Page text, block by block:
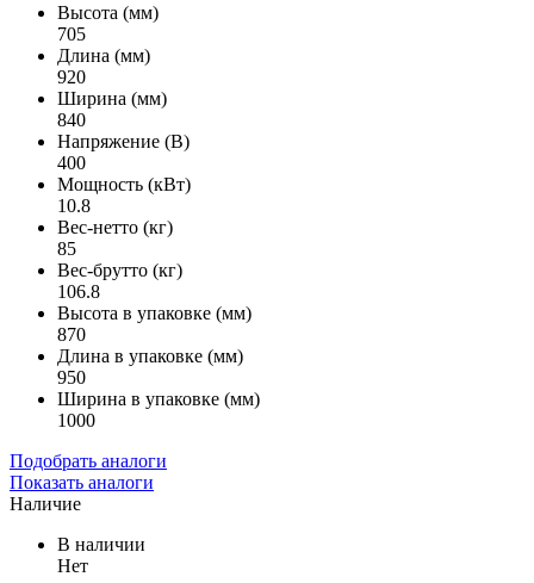
Высота (мм)
705
Длина (мм)
920
Ширина (мм)
840
Напряжение (В)
400
Мощность (кВт)
10.8
Вес-нетто (кг)
85
Вес-брутто (кг)
106.8
Высота в упаковке (мм)
870
Длина в упаковке (мм)
950
Ширина в упаковке (мм)
1000
Подобрать аналоги
Показать аналоги
Наличие
В наличии
Нет